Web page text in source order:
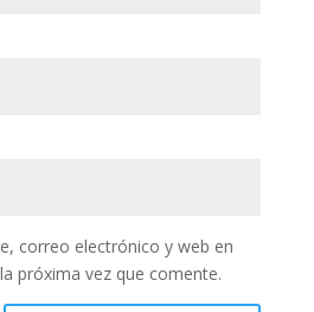
correo electrónico y web en
próxima vez que comente.